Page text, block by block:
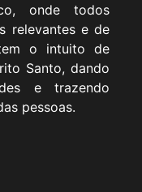
onde todos
relevantes e de
o intuito de
Santo, dando
e trazendo
pessoas.